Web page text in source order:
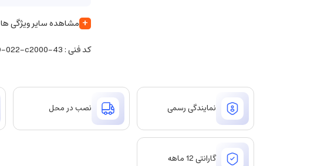
+ مشاهده سایر ویژگی ها
کد فنی : VFD-022-c2000-43
نمایندگی رسمی نصب در محل
گارانتی 12 ماهه